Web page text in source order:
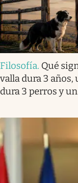
Filosofía. Qué
valla dura 3 años,
dura 3 perros y